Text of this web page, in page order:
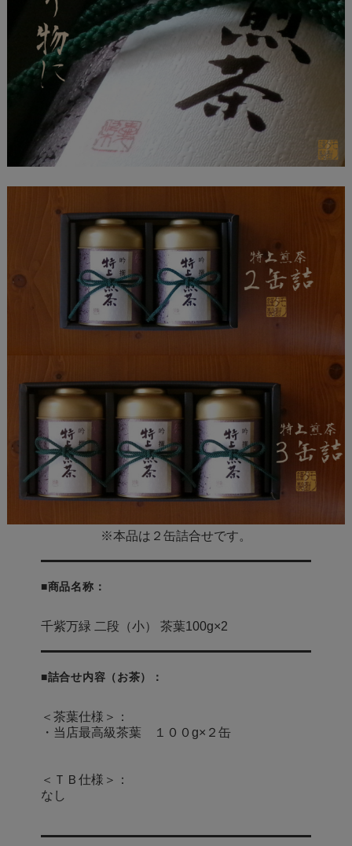
※本品は２缶詰合せです。
■商品名称：
千紫万緑 二段（小） 茶葉100g×2
■詰合せ内容（お茶）：
＜茶葉仕様＞：
・当店最高級茶葉 １００g×２缶
＜ＴＢ仕様＞：
なし